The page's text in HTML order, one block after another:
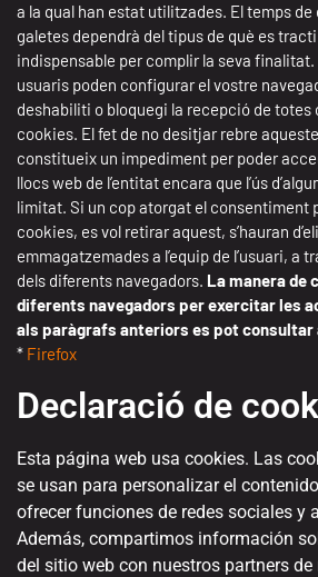
a la qual han estat utilitzades. El temps
galetes dependrà del tipus de què es
indispensable per complir la seva finalitat.
usuaris poden configurar el vostre
deshabiliti o bloquegi la recepció de totes
cookies. El fet de no desitjar rebre
constitueix un impediment per poder
llocs web de l’entitat encara que l’ús
limitat. Si un cop atorgat el consentiment
cookies, es vol retirar aquest, s’hauran
emmagatzemades a l’equip de l’usuari, a
dels diferents navegadors. La manera de
diferents navegadors per exercitar les
als paràgrafs anteriors es pot consultar
* Firefox
Declaració de
Esta página web usa cookies. Las
se usan para personalizar el
ofrecer funciones de redes sociales y
Además, compartimos información
del sitio web con nuestros partners de